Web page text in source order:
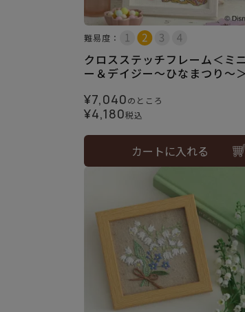
難易度：
クロスステッチフレーム＜ミニ
ー＆デイジー～ひなまつり～＞
¥7,040のところ
¥4,180税込
カートに入れる